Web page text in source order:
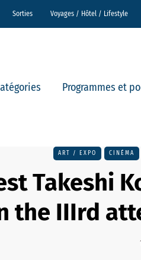
Sorties Voyages / Hôtel / Lifestyle
Programmes et
ART / EXPO CINÉMA
Takeshi
the IIIrd